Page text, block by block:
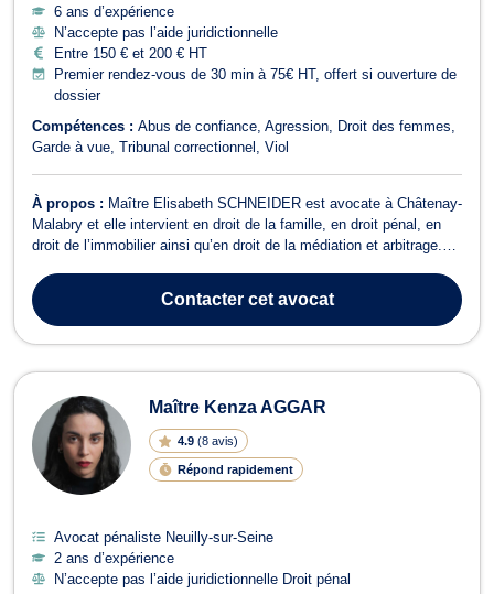
6 ans d’expérience
N’accepte pas l’aide juridictionnelle
Entre 150 € et 200 € HT
Premier rendez-vous de 30 min à 75€ HT, offert si ouverture de
dossier
Compétences : Abus de confiance Agression
Droit des femmes
Garde à vue Tribunal correctionnel Viol
À propos : Maître Elisabeth SCHNEIDER est avocate à Châtenay-
Malabry et elle intervient en droit de la famille, en droit pénal, en
droit de l’immobilier ainsi qu’en droit de la médiation et arbitrage.
soutien juridique pour toutes les affaires familiales. Elle intervient
da...
Contactercet avocat
Maître Kenza AGGAR
4.9 (8 avis)
Répond rapidement
Avocat pénaliste Neuilly-sur-Seine
2 ans d’expérience
N’accepte pas l’aide juridictionnelle Droit pénal